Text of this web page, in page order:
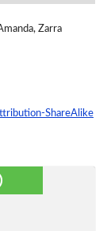
Zarra
ShareAlike